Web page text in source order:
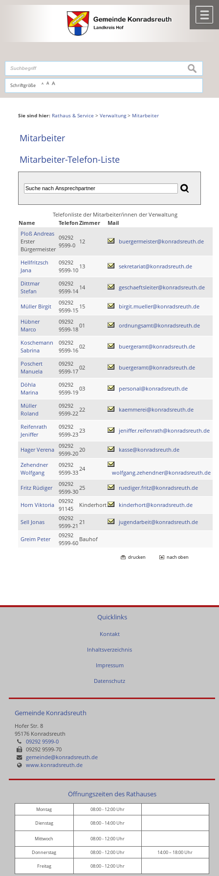
,zur Navigationoderzur Startseitespringen.
Schriftgröße A A A
suchen
Sie sind hier: Rathaus & Service > Verwaltung> Mitarbeiter
Mitarbeiter
Mitarbeiter-Telefon-Liste
Telefonliste der Mitarbeiter/innen der Verwaltung
Name
TelefonZimmer
Mail
Ploß Andreas
Erster
Bürgermeister
09292
9599-0
12 buergermeister@konradsreuth.de
Hellfritzsch
Jana
09292
9599-10
13 sekretariat@konradsreuth.de
Dittmar
Stefan
09292
9599-14
14 geschaeftsleiter@konradsreuth.de
Müller Birgit
09292
9599-15
15 birgit.mueller@konradsreuth.de
Hübner
Marco
09292
9599-18
01 ordnungsamt@konradsreuth.de
Koschemann
Sabrina
09292
9599-16
02 buergeramt@konradsreuth.de
Poschert
Manuela
09292
9599-17
02 buergeramt@konradsreuth.de
Döhla
Marina
09292
9599-19
03 personal@konradsreuth.de
Müller
Roland
09292
9599-22
22 kaemmerei@konradsreuth.de
Reifenrath
Jeniffer
09292
9599-23
23 jeniffer.reifenrath@konradsreuth.de
Hager Verena
09292
9599-20
20 kasse@konradsreuth.de
Zehendner
Wolfgang
09292
9599-33
24
wolfgang.zehendner@konradsreuth.de
Fritz Rüdiger
09292
9599-30
25 ruediger.fritz@konradsreuth.de
Horn Viktoria
09292
91145
Kinderhort kinderhort@konradsreuth.de
Sell Jonas
09292
9599-21
21 jugendarbeit@konradsreuth.de
Greim Peter
09292
9599-60
Bauhof
drucken nach oben
Quicklinks
Kontakt
Inhaltsverzeichnis
Impressum
Datenschutz
Gemeinde Konradsreuth
Hofer Str. 8
95176 Konradsreuth
09292 9599-0
09292 9599-70
gemeinde@konradsreuth.de
www.konradsreuth.de
Öffnungszeiten des Rathauses
Montag 08:00 - 12:00 Uhr
Dienstag 08:00 - 14:00 Uhr
Mittwoch 08:00 - 12:00 Uhr
Donnerstag 08:00 - 12:00 Uhr 14:00 – 18:00 Uhr
Freitag 08:00 - 12:00 Uhr